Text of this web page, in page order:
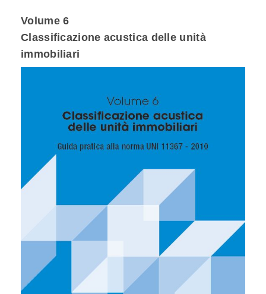
Volume 6
Classificazione acustica delle unità
immobiliari